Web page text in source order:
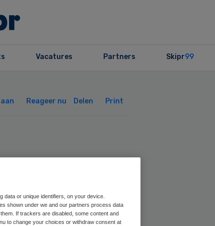
Vacatures Partners Skipr99
Reageer nu Delen Print
aan
or unique identifiers, on your device.
shown under we and our partners process data
If trackers are disabled, some content and
to change your choices or withdraw consent at